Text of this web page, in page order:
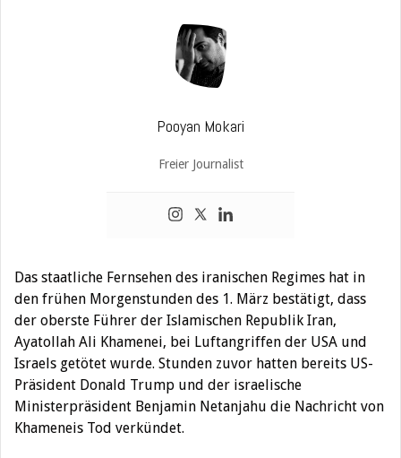
Pooyan Mokari
Freier Journalist
Das staatliche Fernsehen des iranischen Regimes hat in
den frühen Morgenstunden des 1. März bestätigt, dass
der oberste Führer der Islamischen Republik Iran,
Ayatollah Ali Khamenei, bei Luftangriffen der USA und
Israels getötet wurde. Stunden zuvor hatten bereits US-
Präsident Donald Trump und der israelische
Ministerpräsident Benjamin Netanjahu die Nachricht von
Khameneis Tod verkündet.